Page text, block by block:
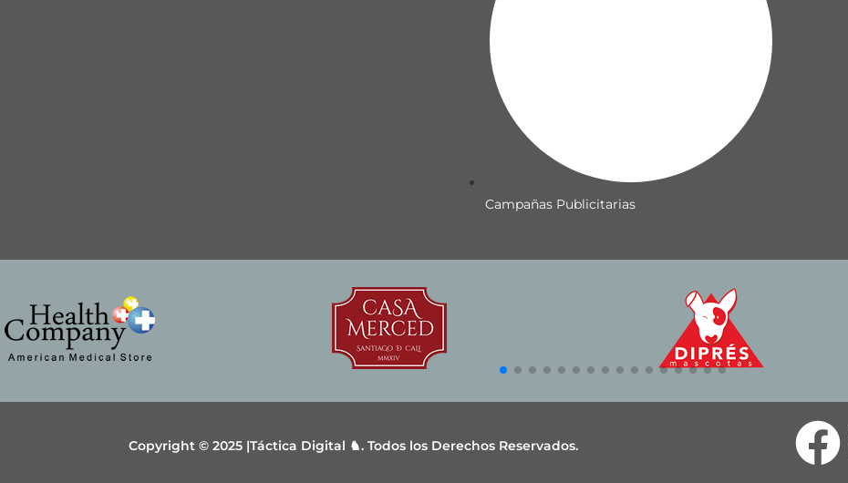
Campañas Publicitarias
Copyright © 2025 |Táctica Digital ♞. Todos los Derechos Reservados.